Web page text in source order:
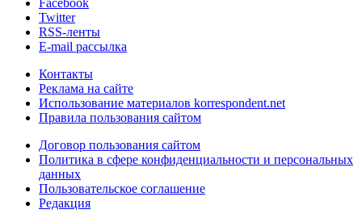
Twitter
RSS-ленты
E-mail рассылка
Контакты
Реклама на сайте
Использование материалов korrespondent.net
Правила пользования сайтом
Договор пользования сайтом
Политика в сфере конфиденциальности и персональных
данных
Пользовательское соглашение
Редакция